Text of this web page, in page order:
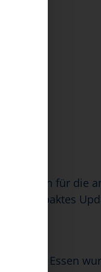
für die
ein kompaktes
in Essen